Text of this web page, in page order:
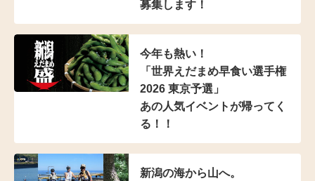
募集します！
今年も熱い！
「世界えだまめ早食い選手権
2026 東京予選」
あの人気イベントが帰ってく
る！！
新潟の海から山へ。